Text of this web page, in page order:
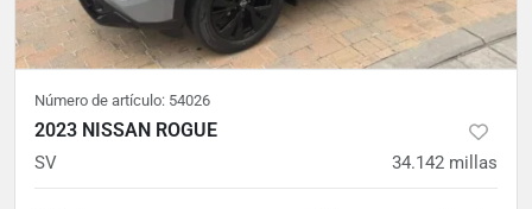
Número de artículo: 54026
2023 NISSAN ROGUE
SV 34.142 millas